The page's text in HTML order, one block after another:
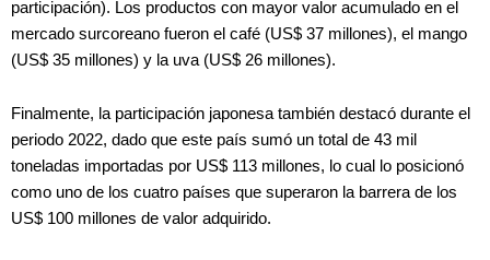
participación). Los productos con mayor valor acumulado en el
mercado surcoreano fueron el café (US$ 37 millones), el mango
(US$ 35 millones) y la uva (US$ 26 millones).
Finalmente, la participación japonesa también destacó durante el
periodo 2022, dado que este país sumó un total de 43 mil
toneladas importadas por US$ 113 millones, lo cual lo posicionó
como uno de los cuatro países que superaron la barrera de los
US$ 100 millones de valor adquirido.